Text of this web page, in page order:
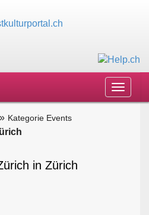
Toggle
Kategorie Events
in Zürich